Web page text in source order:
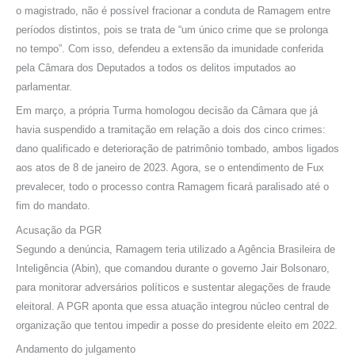
o magistrado, não é possível fracionar a conduta de Ramagem entre
períodos distintos, pois se trata de “um único crime que se prolonga
no tempo”. Com isso, defendeu a extensão da imunidade conferida
pela Câmara dos Deputados a todos os delitos imputados ao
parlamentar.
Em março, a própria Turma homologou decisão da Câmara que já
havia suspendido a tramitação em relação a dois dos cinco crimes:
dano qualificado e deterioração de patrimônio tombado, ambos ligados
aos atos de 8 de janeiro de 2023. Agora, se o entendimento de Fux
prevalecer, todo o processo contra Ramagem ficará paralisado até o
fim do mandato.
Acusação da PGR
Segundo a denúncia, Ramagem teria utilizado a Agência Brasileira de
Inteligência (Abin), que comandou durante o governo Jair Bolsonaro,
para monitorar adversários políticos e sustentar alegações de fraude
eleitoral. A PGR aponta que essa atuação integrou núcleo central de
organização que tentou impedir a posse do presidente eleito em 2022.
Andamento do julgamento